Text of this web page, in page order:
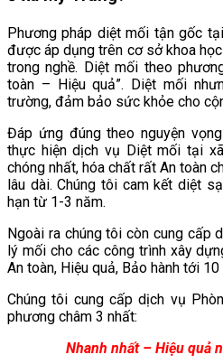
Phương pháp diệt mối tận gốc
được áp dụng trên cơ sở khoa
trong nghề. Diệt mối theo
toàn – Hiệu quả”. Diệt mối
trường, đảm bảo sức khỏe cho
Đáp ứng đúng theo nguyện
thực hiện dịch vụ Diệt mối tại
chóng nhất, hóa chất rất An toàn
lâu dài. Chúng tôi cam kết diệt
hạn từ 1-3 năm.
Ngoài ra chúng tôi còn cung cấp
lý mối cho các công trình xây
An toàn, Hiệu quả, Bảo hành tới 10
Chúng tôi cung cấp dịch vụ
phương châm 3 nhất:
Nhanh nhất – Hiệu quả